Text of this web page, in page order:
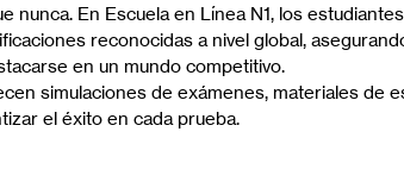
nunca. En Escuela en Línea N1, los
reconocidas a nivel global,
en un mundo competitivo.
simulaciones de exámenes, materiales de
el éxito en cada prueba.